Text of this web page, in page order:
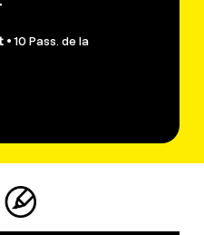
• 10 Pass. de la